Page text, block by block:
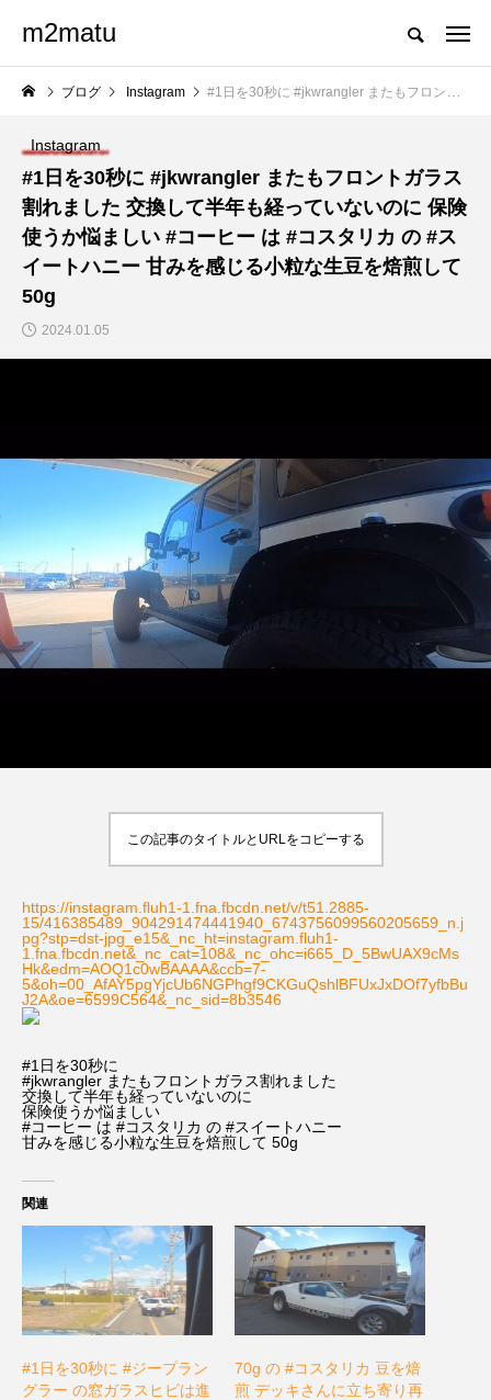
m2matu
ブログ Instagram #1日を30秒に #jkwrangler またもフロントガラス割れました 交換して半年も経っていないのに 保険使うか悩ましい #コーヒー は #コスタリカ の #スイートハニー 甘みを感じる小粒な生豆を焙煎して 50g
Instagram
#1日を30秒に #jkwrangler またもフロントガラス
割れました 交換して半年も経っていないのに 保険
使うか悩ましい #コーヒー は #コスタリカ の #ス
イートハニー 甘みを感じる小粒な生豆を焙煎して
50g
2024.01.05
この記事のタイトルとURLをコピーする
https://instagram.fluh1-1.fna.fbcdn.net/v/t51.2885-
15/416385489_904291474441940_6743756099560205659_n.j
pg?stp=dst-jpg_e15&_nc_ht=instagram.fluh1-
1.fna.fbcdn.net&_nc_cat=108&_nc_ohc=i665_D_5BwUAX9cMs
Hk&edm=AOQ1c0wBAAAA&ccb=7-
5&oh=00_AfAY5pgYjcUb6NGPhgf9CKGuQshlBFUxJxDOf7yfbBu
J2A&oe=6599C564&_nc_sid=8b3546
#1日を30秒に
#jkwrangler またもフロントガラス割れました
交換して半年も経っていないのに
保険使うか悩ましい
#コーヒー は #コスタリカ の #スイートハニー
甘みを感じる小粒な生豆を焙煎して 50g
関連
#1日を30秒に #ジープラン
グラー の窓ガラスヒビは進
70g の #コスタリカ 豆を焙
煎 デッキさんに立ち寄り再